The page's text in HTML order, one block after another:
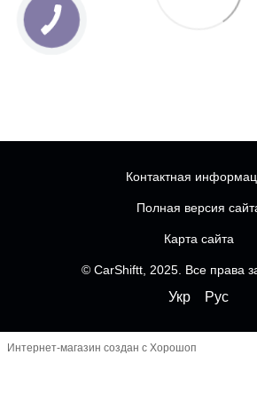
Контактная
Полная версия
Карта сайта
© CarShiftt, 2025. Все права
Укр Рус
Интернет-магазин создан с Хорошоп